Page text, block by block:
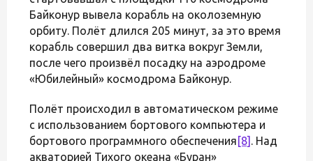
Байконур вывела корабль на околоземную
орбиту. Полёт длился 205 минут, за это время
корабль совершил два витка вокруг Земли,
после чего произвёл посадку на аэродроме
«Юбилейный» космодрома Байконур.
Полёт происходил в автоматическом режиме
с использованием бортового компьютера и
бортового программного обеспечения [8] . Над
акваторией Тихого океана «Буран»